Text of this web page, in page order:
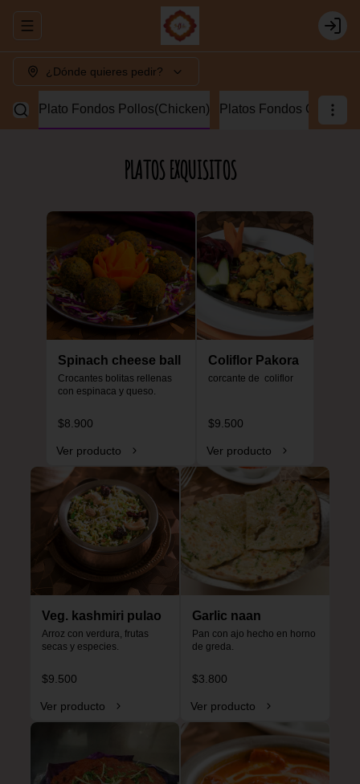
Abrir menu de navegación Login
¿Dónde quieres pedir?
Plato Fondos Pollos(Chicken) Platos Fondos
PLATOS EXQUISITOS
Spinach cheese ball
Crocantes bolitas rellenas
con espinaca y queso.
$8.900
Ver producto
Coliflor Pakora
corcante de  coliflor
$9.500
Ver producto
Veg. kashmiri pulao
Arroz con verdura, frutas
secas y especies.
$9.500
Ver producto
Garlic naan
Pan con ajo hecho en horno
de greda.
$3.800
Ver producto